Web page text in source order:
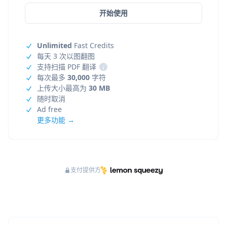
开始使用
Unlimited Fast Credits
每天 3 次以图翻图
支持扫描 PDF 翻译
i
每次最多 30,000 字符
上传大小最高为 30 MB
随时取消
Ad free
更多功能 →
支付提供方